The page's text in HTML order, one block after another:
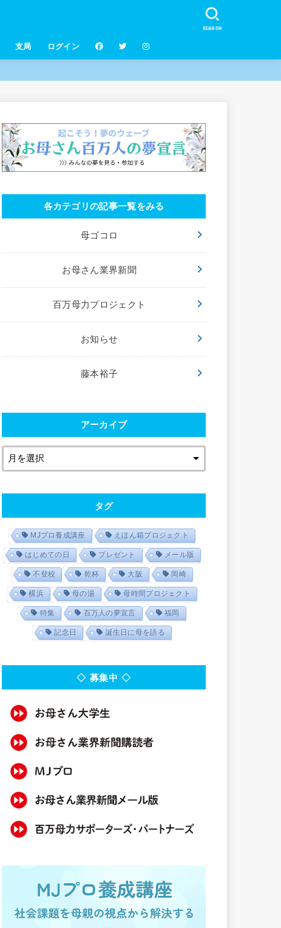
支局 ログイン
SEARCH
各カテゴリの記事一覧をみる
母ゴコロ
お母さん業界新聞
百万母力プロジェクト
お知らせ
藤本裕子
アーカイブ
タグ
MJプロ養成講座 えほん箱プロジェクト
はじめての日 プレゼント メール版
不登校 乾杯 大阪 岡崎
横浜 母の湯 母時間プロジェクト
特集 百万人の夢宣言 福岡
記念日 誕生日に母を語る
◇ 募集中 ◇